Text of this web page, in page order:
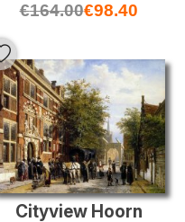
€164.00€98.40
Cityview Hoorn